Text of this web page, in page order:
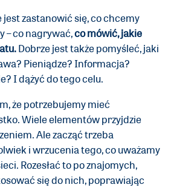
jest zastanowić się, co chcemy
– co nagrywać,co mówić, jakie
Dobrze jest także pomyśleć, jaki
Pieniądze? Informacja?
I dążyć do tego celu.
że potrzebujemy mieć
Wiele elementów przyjdzie
Ale zacząć trzeba
i wrzucenia tego, co uważamy
Rozesłać to po znajomych,
się do nich, poprawiając